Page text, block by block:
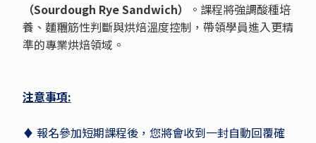
（Sourdough Rye Sandwich）
。課程將強調酸種培
養、麵糰筋性判斷與烘焙溫度控制，帶領學員進入更精
準的專業烘焙領域。
注意事項:
♦ 報名參加短期課程後，您將會收到一封自動回覆確